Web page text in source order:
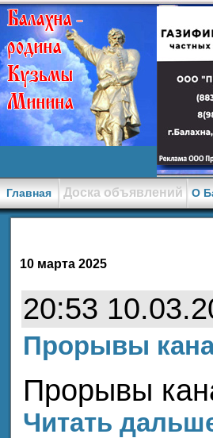
Главная Доска объявлений О
10 марта 2025
20:53
Прорывы
Прорывы
Читать